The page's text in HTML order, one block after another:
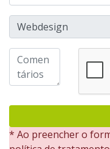
* Ao preencher o